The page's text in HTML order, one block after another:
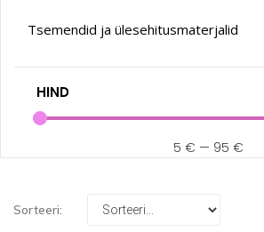
Tsemendid ja ülesehitusmaterjalid
HIND
5 € — 95 €
Sorteeri: